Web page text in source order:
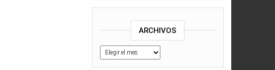
ARCHIVOS
Archivos